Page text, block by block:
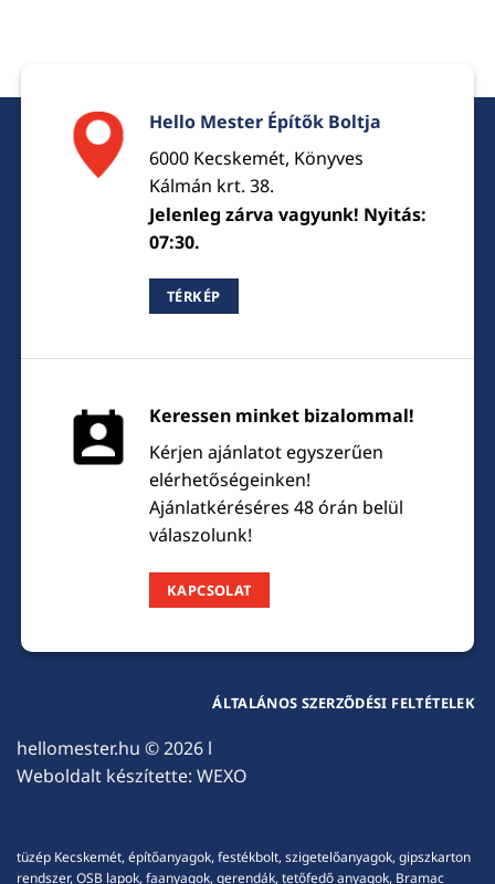
Hello Mester Építők Boltja
6000 Kecskemét, Könyves
Kálmán krt. 38.
Jelenleg zárva vagyunk! Nyitás:
07:30.
TÉRKÉP
Keressen minket bizalommal!
Kérjen ajánlatot egyszerűen
elérhetőségeinken!
Ajánlatkéréséres 48 órán belül
válaszolunk!
KAPCSOLAT
hellomester.hu © 2026 l
Weboldalt készítette: WEXO
ÁLTALÁNOS SZERZŐDÉSI FELTÉTELEK
tüzép Kecskemét, építőanyagok, festékbolt, szigetelőanyagok, gipszkarton
rendszer, OSB lapok, faanyagok, gerendák, tetőfedő anyagok, Bramac